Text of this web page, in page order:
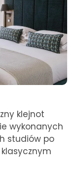
klejnot
wykonanych
studiów po